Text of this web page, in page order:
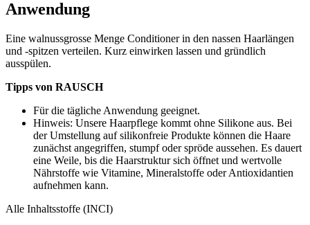
Anwendung
Eine walnussgrosse Menge Conditioner in den nassen Haarlängen
und -spitzen verteilen. Kurz einwirken lassen und gründlich
ausspülen.
Tipps von RAUSCH
Für die tägliche Anwendung geeignet.
Hinweis: Unsere Haarpflege kommt ohne Silikone aus. Bei
der Umstellung auf silikonfreie Produkte können die Haare
zunächst angegriffen, stumpf oder spröde aussehen. Es dauert
eine Weile, bis die Haarstruktur sich öffnet und wertvolle
Nährstoffe wie Vitamine, Mineralstoffe oder Antioxidantien
aufnehmen kann.
Alle Inhaltsstoffe (INCI)